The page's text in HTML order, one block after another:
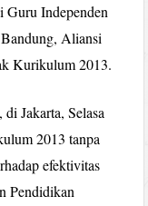
Guru Independen
Aliansi
Kurikulum 2013.
Jakarta, Selasa
2013 tanpa
efektivitas
Pendidikan